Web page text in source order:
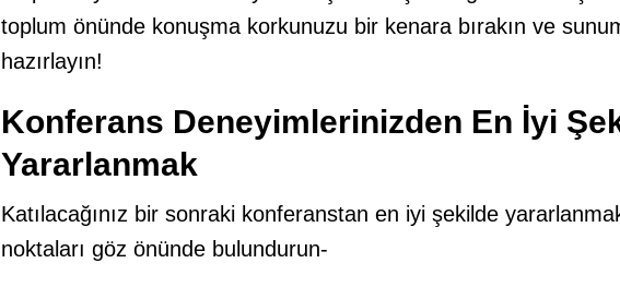
toplum önünde konuşma korkunuzu bir kenara bırakın ve
hazırlayın!
Konferans Deneyimlerinizden En İyi
Yararlanmak
Katılacağınız bir sonraki konferanstan en iyi şekilde
noktaları göz önünde bulundurun-